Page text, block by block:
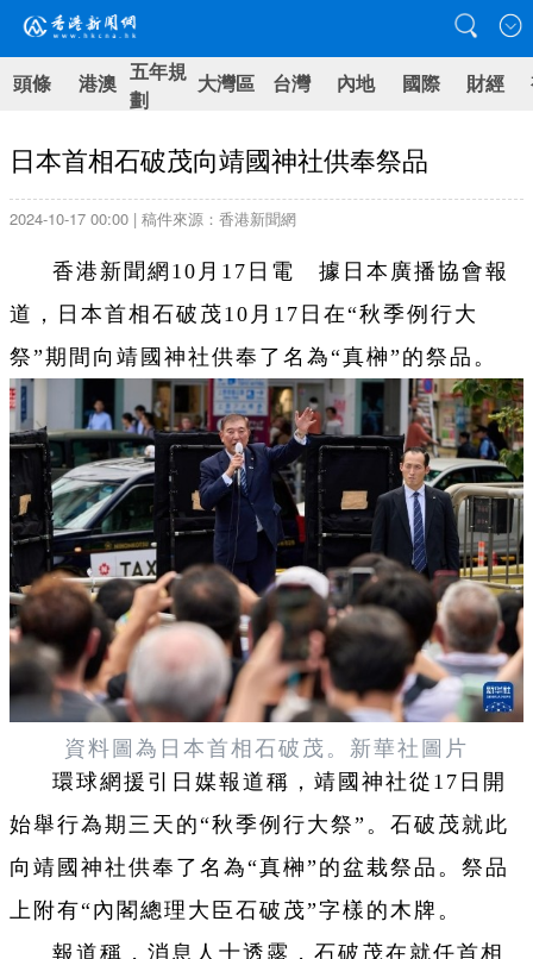
頭條 港澳 五年規
劃
大灣區 台灣 內地 國際 財經
日本首相石破茂向靖國神社供奉祭品
2024-10-17 00:00 | 稿件來源：香港新聞網
香港新聞網10月17日電 據日本廣播協會報
道，日本首相石破茂10月17日在“秋季例行大
祭”期間向靖國神社供奉了名為“真榊”的祭品。
資料圖為日本首相石破茂。新華社圖片
環球網援引日媒報道稱，靖國神社從17日開
始舉行為期三天的“秋季例行大祭”。石破茂就此
向靖國神社供奉了名為“真榊”的盆栽祭品。祭品
上附有“內閣總理大臣石破茂”字樣的木牌。
報道稱，消息人士透露，石破茂在就任首相